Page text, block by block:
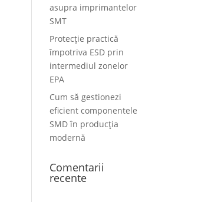
asupra imprimantelor
SMT
Protecție practică
împotriva ESD prin
intermediul zonelor
EPA
Cum să gestionezi
eficient componentele
SMD în producția
modernă
Comentarii
recente